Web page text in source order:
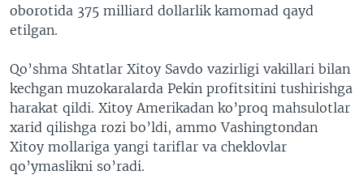
oborotida 375 milliard dollarlik kamomad qayd
etilgan.
Qo’shma Shtatlar Xitoy Savdo vazirligi vakillari bilan
kechgan muzokaralarda Pekin profitsitini tushirishga
harakat qildi. Xitoy Amerikadan ko’proq mahsulotlar
xarid qilishga rozi bo’ldi, ammo Vashingtondan
Xitoy mollariga yangi tariflar va cheklovlar
qo’ymaslikni so’radi.